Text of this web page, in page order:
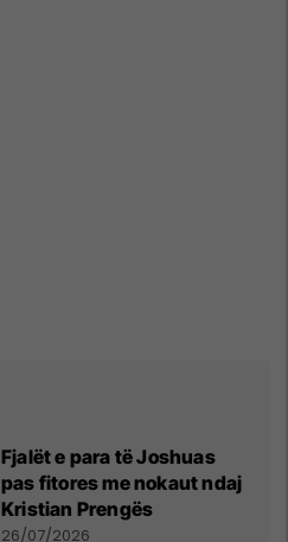
Fjalët e para të Joshuas
pas fitores me nokaut ndaj
Kristian Prengës
26/07/2026